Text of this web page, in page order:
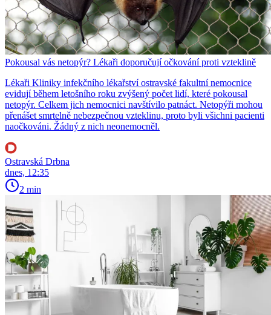
Pokousal vás netopýr? Lékaři doporučují očkování proti vzteklině
Lékaři Kliniky infekčního lékařství ostravské fakultní nemocnice
evidují během letošního roku zvýšený počet lidí, které pokousal
netopýr. Celkem jich nemocnici navštívilo patnáct. Netopýři mohou
přenášet smrtelně nebezpečnou vzteklinu, proto byli všichni pacienti
naočkováni. Žádný z nich neonemocněl.
Ostravská Drbna
dnes, 12:35
2 min